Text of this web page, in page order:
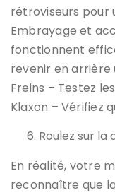
rétroviseurs pour
Embrayage et
fonctionnent
revenir en arrière
Freins – Testez
Klaxon – Vérifiez
Roulez sur la
En réalité, votre
reconnaître que